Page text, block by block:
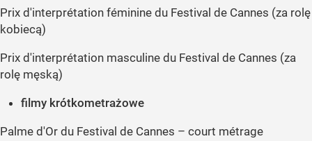
Prix d'interprétation féminine du Festival de Cannes (za rolę
kobiecą)
Prix d'interprétation masculine du Festival de Cannes (za
rolę męską)
filmy krótkometrażowe
Palme d'Or du Festival de Cannes – court métrage